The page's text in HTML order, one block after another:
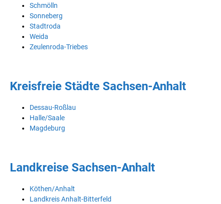
Schmölln
Sonneberg
Stadtroda
Weida
Zeulenroda-Triebes
Kreisfreie Städte Sachsen-Anhalt
Dessau-Roßlau
Halle/Saale
Magdeburg
Landkreise Sachsen-Anhalt
Köthen/Anhalt
Landkreis Anhalt-Bitterfeld